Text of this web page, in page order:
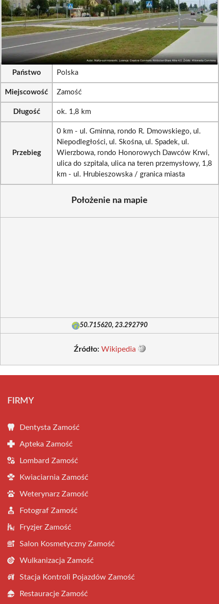
Państwo Polska
Miejscowość Zamość
Długość ok. 1,8 km
Przebieg
0 km - ul. Gminna, rondo R. Dmowskiego, ul.
Niepodległości, ul. Skośna, ul. Spadek, ul.
Wierzbowa, rondo Honorowych Dawców Krwi,
ulica do szpitala, ulica na teren przemysłowy, 1,8
km - ul. Hrubieszowska / granica miasta
Położenie na mapie
50.715620, 23.292790
Źródło: Wikipedia
FIRMY
Dentysta Zamość
Apteka Zamość
Lombard Zamość
Kwiaciarnia Zamość
Weterynarz Zamość
Fotograf Zamość
Fryzjer Zamość
Salon Kosmetyczny Zamość
Wulkanizacja Zamość
Stacja Kontroli Pojazdów Zamość
Restauracje Zamość